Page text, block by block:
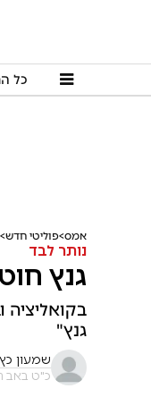
כל
אמס פוליטי חדש
נותר לבד
גנץ
בקואליציה
גנץ"
שמעון כץ
כ"ט באב תשפ"ה,